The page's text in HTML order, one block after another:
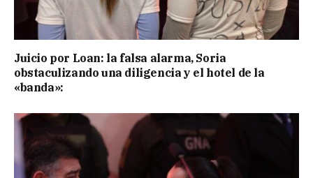
Juicio por Loan: la falsa alarma, Soria
obstaculizando una diligencia y el hotel de la
«banda»: